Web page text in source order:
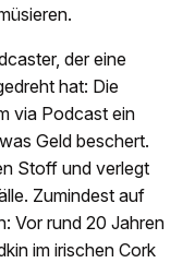
der eine
hat: Die
via Podcast ein
Geld beschert.
Stoff und verlegt
Zumindest auf
Vor rund 20 Jahren
im irischen Cork